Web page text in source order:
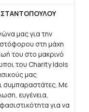
μας για την
στη μάχη
του στο μακρινό
του Charity Idols
μας
συμπαραστάτες. Με
ευγένεια,
για να